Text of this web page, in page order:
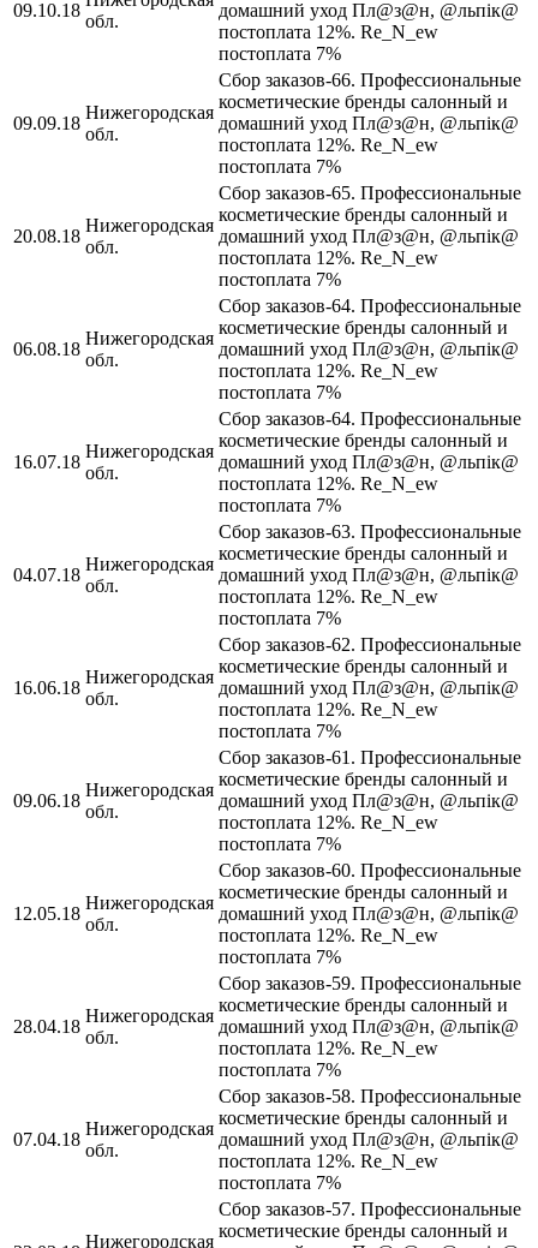
09.10.18
обл.
домашний уход Пл@з@н, @льпiк@
постоплата 12%. Re_N_ew
постоплата 7%
09.09.18
Нижегородская
обл.
Сбор заказов-66. Профессиональные
косметические бренды салонный и
домашний уход Пл@з@н, @льпiк@
постоплата 12%. Re_N_ew
постоплата 7%
20.08.18
Нижегородская
обл.
Сбор заказов-65. Профессиональные
косметические бренды салонный и
домашний уход Пл@з@н, @льпiк@
постоплата 12%. Re_N_ew
постоплата 7%
06.08.18
Нижегородская
обл.
Сбор заказов-64. Профессиональные
косметические бренды салонный и
домашний уход Пл@з@н, @льпiк@
постоплата 12%. Re_N_ew
постоплата 7%
16.07.18
Нижегородская
обл.
Сбор заказов-64. Профессиональные
косметические бренды салонный и
домашний уход Пл@з@н, @льпiк@
постоплата 12%. Re_N_ew
постоплата 7%
04.07.18
Нижегородская
обл.
Сбор заказов-63. Профессиональные
косметические бренды салонный и
домашний уход Пл@з@н, @льпiк@
постоплата 12%. Re_N_ew
постоплата 7%
16.06.18
Нижегородская
обл.
Сбор заказов-62. Профессиональные
косметические бренды салонный и
домашний уход Пл@з@н, @льпiк@
постоплата 12%. Re_N_ew
постоплата 7%
09.06.18
Нижегородская
обл.
Сбор заказов-61. Профессиональные
косметические бренды салонный и
домашний уход Пл@з@н, @льпiк@
постоплата 12%. Re_N_ew
постоплата 7%
12.05.18
Нижегородская
обл.
Сбор заказов-60. Профессиональные
косметические бренды салонный и
домашний уход Пл@з@н, @льпiк@
постоплата 12%. Re_N_ew
постоплата 7%
28.04.18
Нижегородская
обл.
Сбор заказов-59. Профессиональные
косметические бренды салонный и
домашний уход Пл@з@н, @льпiк@
постоплата 12%. Re_N_ew
постоплата 7%
07.04.18
Нижегородская
обл.
Сбор заказов-58. Профессиональные
косметические бренды салонный и
домашний уход Пл@з@н, @льпiк@
постоплата 12%. Re_N_ew
постоплата 7%
Нижегородская
Сбор заказов-57. Профессиональные
косметические бренды салонный и